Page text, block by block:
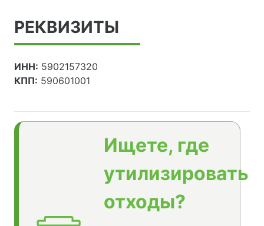
РЕКВИЗИТЫ
ИНН: 5902157320
КПП: 590601001
Ищете, где
утилизировать
отходы?